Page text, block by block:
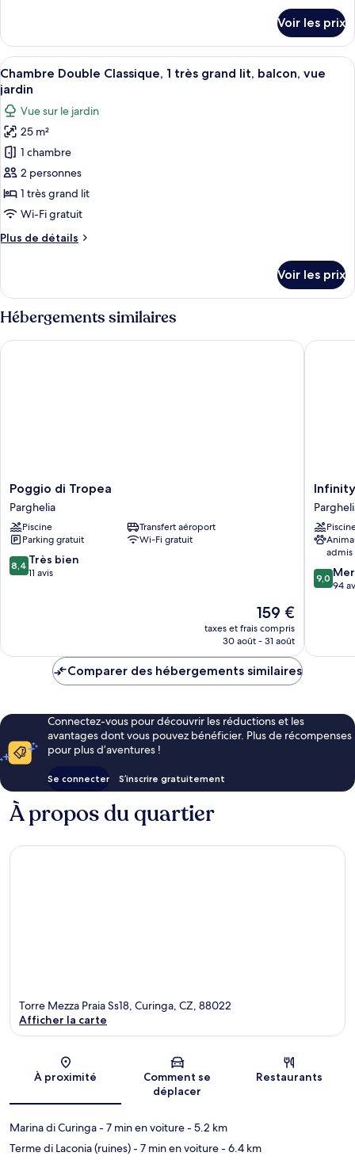
balcon,
vue
jardin
le
type
de
chambre
Chambre
Double
Supérieure,
balcon,
vue
jardin
Voir les prix
Afficher
toutes
les
photos
pour
ce
type
de
chambre :
Double
très
grand
lit,
balcon,
Un lit bien fait, avec du linge de lit
4
Chambre Double Classique, 1 très grand lit, balcon, vue
jardin
Vue sur le jardin
25 m²
1 chambre
2 personnes
1 très grand lit
Wi-Fi gratuit
Plus de détails
Plus
le
type
de
chambre
Chambre
Voir les prix
Hébergements similaires
Poggio
di
Tropea
Parghelia
Poggio di Tropea
Parghelia
Piscine
Transfert aéroport
Parking gratuit
Wi-Fi gratuit
8.4
sur
8,4 Très bien
11 avis
Le
nouveau
prix
de
159 €
taxes et frais compris
30 août - 31 août
Poggio di Tropea
Infinity
Resort
Tropea
admis
9.0
sur
9,0
94
Infinity
Comparer des hébergements similaires
Connectez-vous pour découvrir les réductions et les
avantages dont vous pouvez bénéficier. Plus de récompenses
pour plus d’aventures !
Se connecter S’inscrire gratuitement
À propos du quartier
Carte
Torre Mezza Praia Ss18, Curinga, CZ, 88022
Afficher la carte
À proximité
Comment se
déplacer
Restaurants
Marina di Curinga- 7 min en voiture- 5.2 km
Terme di Laconia (ruines)- 7 min en voiture- 6.4 km